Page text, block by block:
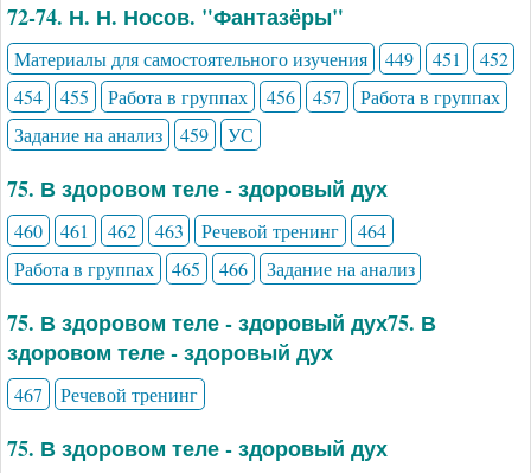
72-74. Н. Н. Носов. "Фантазёры"
Материалы для самостоятельного изучения 449 451
452
454
455 Работа в группах 456 457
Работа в группах
Задание на анализ
459 УС
75. В здоровом теле - здоровый дух
460 461 462 463 Речевой тренинг
464
Работа в группах
465 466 Задание на анализ
75. В здоровом теле - здоровый дух75. В
здоровом теле - здоровый дух
467 Речевой тренинг
75. В здоровом теле - здоровый дух